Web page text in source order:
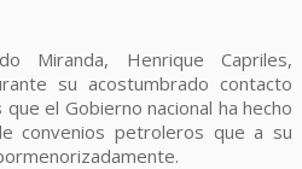
Miranda, Henrique Capriles,
su acostumbrado contacto
que el Gobierno nacional ha hecho
convenios petroleros que a su